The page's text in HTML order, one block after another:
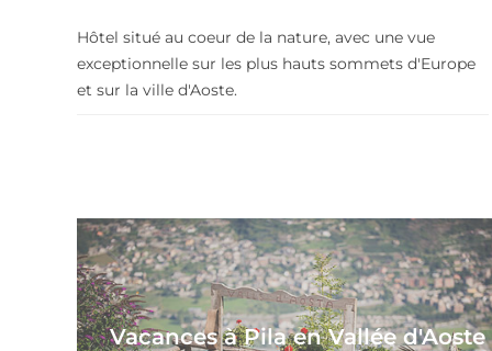
Hôtel situé au coeur de la nature, avec une vue
exceptionnelle sur les plus hauts sommets d'Europe
et sur la ville d'Aoste.
Vacances à Pila en Vallée d'Aoste